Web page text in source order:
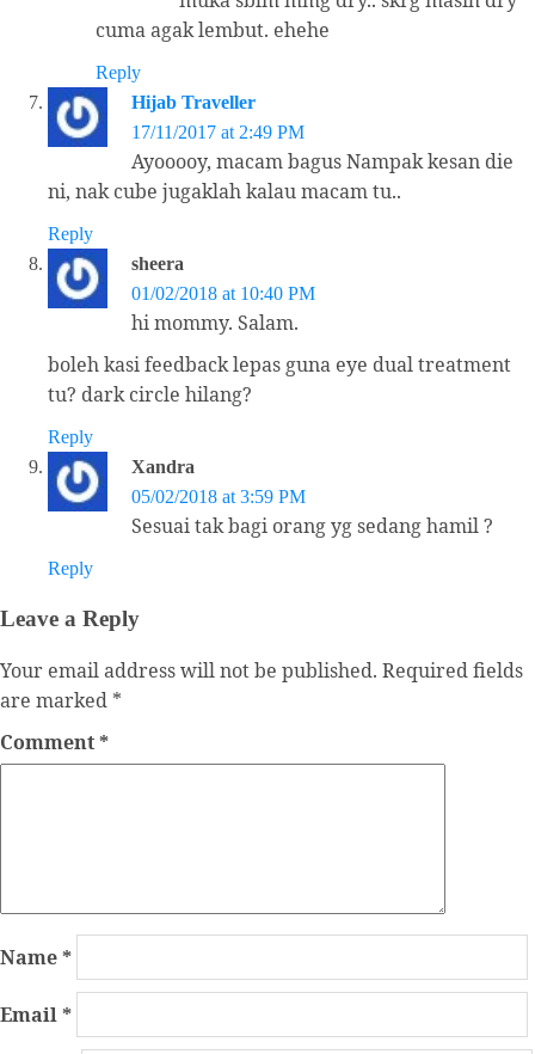
cuma agak lembut. ehehe
Reply
Hijab Traveller
17/11/2017 at 2:49 PM
Ayooooy, macam bagus Nampak kesan die
ni, nak cube jugaklah kalau macam tu..
Reply
sheera
01/02/2018 at 10:40 PM
hi mommy. Salam.
boleh kasi feedback lepas guna eye dual treatment
tu? dark circle hilang?
Reply
Xandra
05/02/2018 at 3:59 PM
Sesuai tak bagi orang yg sedang hamil ?
Reply
Leave a Reply
Your email address will not be published. Required fields
are marked *
Comment*
Name*
Email*